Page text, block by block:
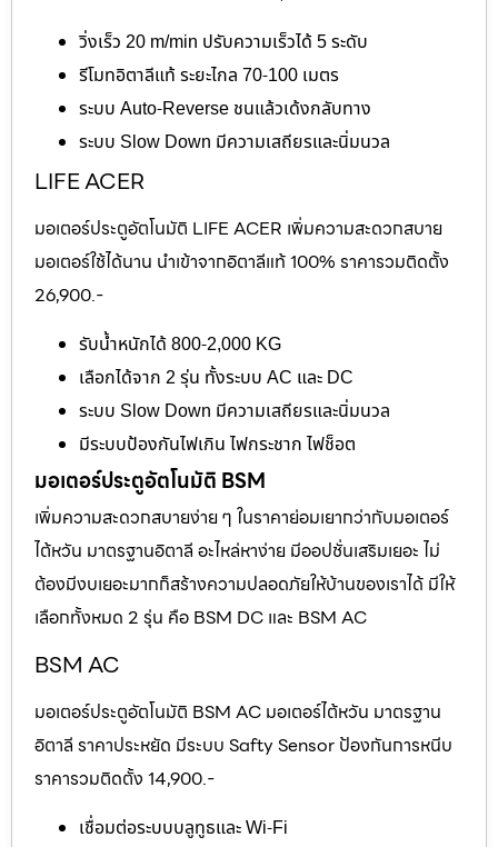
วิ่งเร็ว 20 m/min ปรับความเร็วได้ 5 ระดับ
รีโมทอิตาลีแท้ ระยะไกล 70-100 เมตร
ระบบ Auto-Reverse ชนแล้วเด้งกลับทาง
ระบบ Slow Down มีความเสถียรและนิ่มนวล
LIFE ACER
มอเตอร์ประตูอัตโนมัติ LIFE ACER เพิ่มความสะดวกสบาย
มอเตอร์ใช้ได้นาน นำเข้าจากอิตาลีแท้ 100% ราคารวมติดตั้ง
26,900.-
รับน้ำหนักได้ 800-2,000 KG
เลือกได้จาก 2 รุ่น ทั้งระบบ AC และ DC
ระบบ Slow Down มีความเสถียรและนิ่มนวล
มีระบบป้องกันไฟเกิน ไฟกระชาก ไฟช็อต
มอเตอร์ประตูอัตโนมัติ BSM
เพิ่มความสะดวกสบายง่าย ๆ ในราคาย่อมเยากว่ากับมอเตอร์
ไต้หวัน มาตรฐานอิตาลี อะไหล่หาง่าย มีออปชั่นเสริมเยอะ ไม่
ต้องมีงบเยอะมากก็สร้างความปลอดภัยให้บ้านของเราได้ มีให้
เลือกทั้งหมด 2 รุ่น คือ BSM DC และ BSM AC
BSM AC
มอเตอร์ประตูอัตโนมัติ BSM AC มอเตอร์ไต้หวัน มาตรฐาน
อิตาลี ราคาประหยัด มีระบบ Safty Sensor ป้องกันการหนีบ
ราคารวมติดตั้ง 14,900.-
เชื่อมต่อระบบบลูทูธและ Wi-Fi